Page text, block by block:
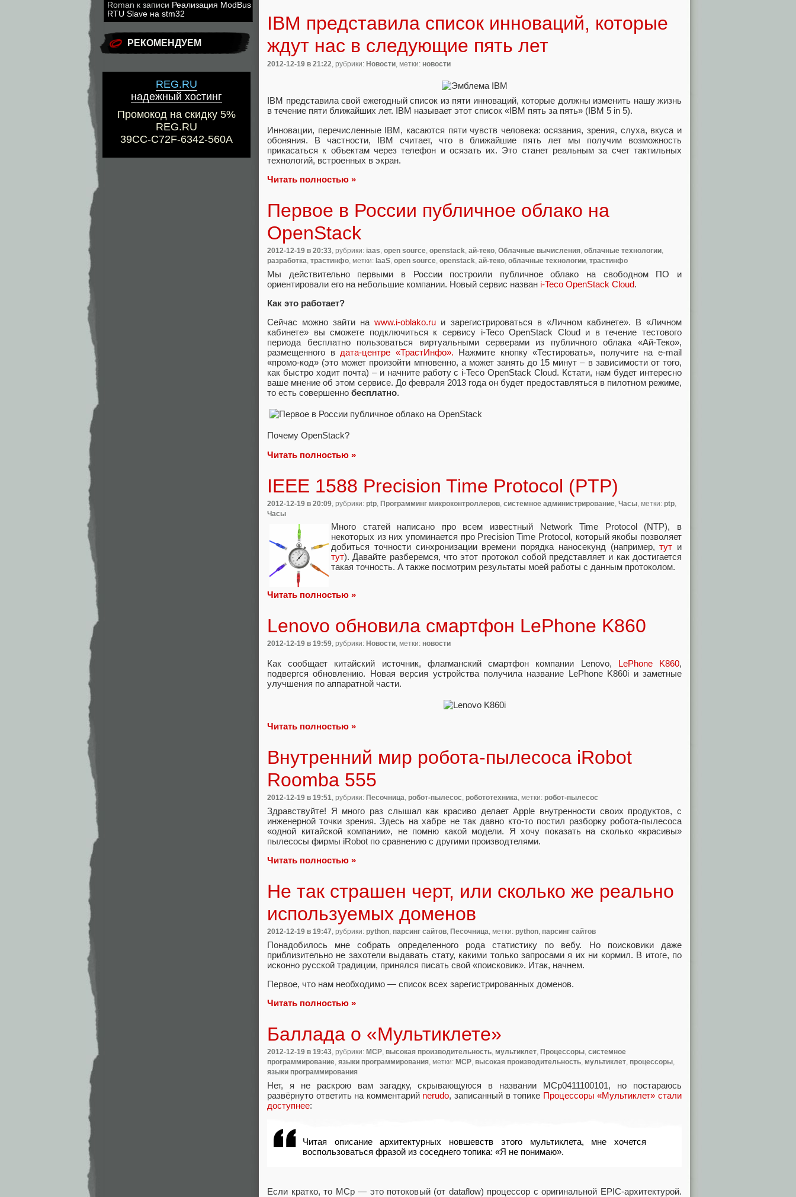
Roman к записи Реализация ModBus
RTU Slave на stm32
РЕКОМЕНДУЕМ
REG.RU
надежный хостинг
Промокод на скидку 5%
REG.RU
39CC-C72F-6342-560A
IBM представила список инноваций, которые
ждут нас в следующие пять лет
2012-12-19 в 21:22 , рубрики: Новости , метки: новости
IBM представила свой ежегодный список из пяти инноваций, которые должны изменить нашу жизнь
в течение пяти ближайших лет. IBM называет этот список «IBM пять за пять» (IBM 5 in 5).
Инновации, перечисленные IBM, касаются пяти чувств человека: осязания, зрения, слуха, вкуса и
обоняния. В частности, IBM считает, что в ближайшие пять лет мы получим возможность
прикасаться к объектам через телефон и осязать их. Это станет реальным за счет тактильных
технологий, встроенных в экран.
Читать полностью »
Первое в России публичное облако на
OpenStack
2012-12-19 в 20:33, рубрики: iaas, open source, openstack, ай-теко, Облачные вычисления, облачные технологии,
разработка, трастинфо, метки: IaaS, open source, openstack, ай-теко, облачные технологии, трастинфо
Мы действительно первыми в России построили публичное облако на свободном ПО и
ориентировали его на небольшие компании. Новый сервис назван i-Teco OpenStack Cloud.
Как это работает?
Сейчас можно зайти наwww.i-oblako.ru и зарегистрироваться в «Личном кабинете». В «Личном
кабинете» вы сможете подключиться к сервису i-Teco OpenStack Cloud и в течение тестового
периода бесплатно пользоваться виртуальными серверами из публичного облака «Ай-Теко»,
размещенного в дата-центре «ТрастИнфо». Нажмите кнопку «Тестировать», получите на e-mail
«промо-код» (это может произойти мгновенно, а может занять до 15 минут – в зависимости от того,
как быстро ходит почта) – и начните работу с i-Teco OpenStack Cloud. Кстати, нам будет интересно
ваше мнение об этом сервисе. До февраля 2013 года он будет предоставляться в пилотном режиме,
то есть совершенно бесплатно.
Почему OpenStack?
Читать полностью »
IEEE 1588 Precision Time Protocol (PTP)
2012-12-19 в 20:09 , рубрики: ptp Программинг микроконтроллеров системное администрирование Часы , метки: ptp
Часы
Много статей написано про всем известный Network Time Protocol (NTP), в
некоторых из них упоминается про Precision Time Protocol, который якобы позволяет
добиться точности синхронизации времени порядка наносекунд (например,тут и
тут). Давайте разберемся, что этот протокол собой представляет и как достигается
такая точность. А также посмотрим результаты моей работы с данным протоколом.
Читать полностью »
Lenovo обновила смартфон LePhone K860
2012-12-19 в 19:59, рубрики: Новости, метки: новости
Как сообщает китайский источник, флагманский смартфон компании Lenovo, LePhone K860,
подвергся обновлению. Новая версия устройства получила название LePhone K860i и заметные
улучшения по аппаратной части.
Читать полностью »
Внутренний мир робота-пылесоса iRobot
Roomba 555
2012-12-19 в 19:51, рубрики: Песочница, робот-пылесос, робототехника, метки: робот-пылесос
Здравствуйте! Я много раз слышал как красиво делает Apple внутренности своих продуктов, с
инженерной точки зрения. Здесь на хабре не так давно кто-то постил разборку робота-пылесоса
«одной китайской компании», не помню какой модели. Я хочу показать на сколько «красивы»
пылесосы фирмы iRobot по сравнению с другими производтелями.
Читать полностью »
Не так страшен черт, или сколько же реально
используемых доменов
2012-12-19 в 19:47, рубрики: python, парсинг сайтов, Песочница, метки: python, парсинг сайтов
Понадобилось мне собрать определенного рода статистику по вебу. Но поисковики даже
приблизительно не захотели выдавать стату, какими только запросами я их ни кормил. В итоге, по
исконно русской традиции, принялся писать свой «поисковик». Итак, начнем.
Первое, что нам необходимо — список всех зарегистрированных доменов.
Читать полностью »
Баллада о «Мультиклете»
2012-12-19 в 19:43, рубрики: MCP, высокая производительность, мультиклет, Процессоры, системное
программирование, языки программирования, метки: MCP, высокая производительность, мультиклет, процессоры,
языки программирования
Нет, я не раскрою вам загадку, скрывающуюся в названии MCp0411100101, но постараюсь
развёрнуто ответить на комментарий nerudo, записанный в топике Процессоры «Мультиклет» стали
доступнее:
Читая описание архитектурных новшевств этого мультиклета, мне хочется
воспользоваться фразой из соседнего топика: «Я не понимаю».
Если кратко, то MCp — это потоковый (от dataflow) процессор с оригинальной EPIC-архитектурой.